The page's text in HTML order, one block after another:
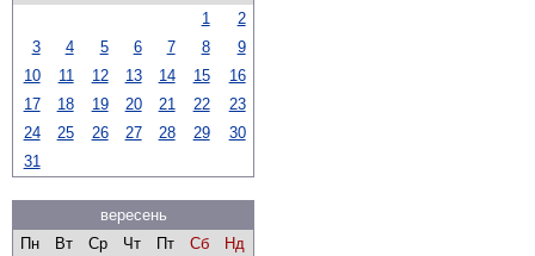
1
2
3
4 5 6 7 8
9
10
11 12 13 14 15
16
17
18 19 20 21 22
23
24
25 26 27 28 29
30
31
вересень
Пн
Вт Ср Чт Пт Сб
Нд